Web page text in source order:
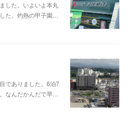
した。いよいよ本丸
た。灼熱の甲子園…
でありました。6泊7
なんだかんだで早…